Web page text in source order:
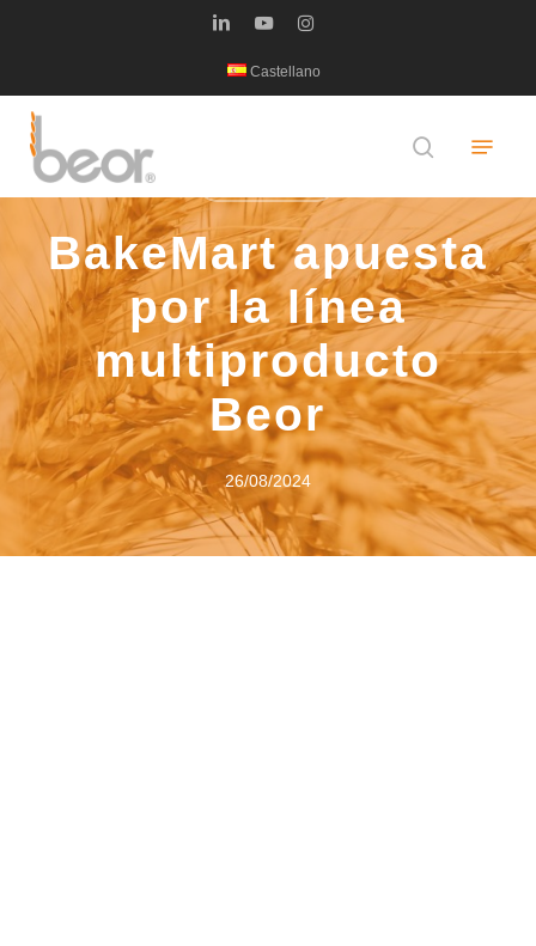
content
linkedinyoutubeinstagram
Castellano
search
BakeMart apuesta
por la línea
multiproducto
Beor
26/08/2024